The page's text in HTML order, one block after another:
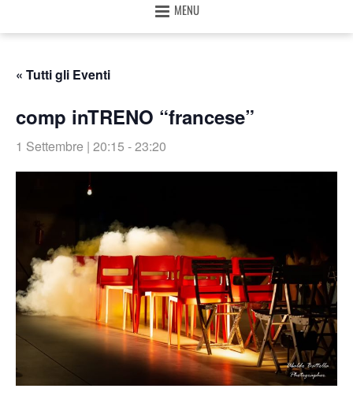
MENU
« Tutti gli Eventi
comp inTRENO “francese”
1 Settembre | 20:15 -23:20